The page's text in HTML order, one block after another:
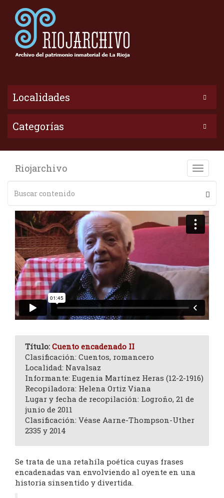
Localidades
Categorías
Toggle
Riojarchivo
Título: Cuento encadenado II
Clasificación: Cuentos, romancero
Localidad: Navalsaz
Informante: Eugenia Martínez Heras (12-2-1916)
Recopiladora: Helena Ortiz Viana
Lugar y fecha de recopilación: Logroño, 21 de
junio de 2011
Clasificación: Véase Aarne-Thompson-Uther
2335 y 2014
Se trata de una retahíla poética cuyas frases
encadenadas van envolviendo al oyente en una
historia sinsentido y divertida.